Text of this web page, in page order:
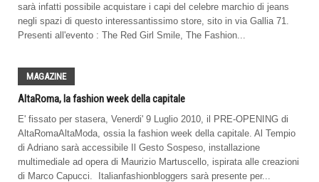
sarà infatti possibile acquistare i capi del celebre marchio di jeans
negli spazi di questo interessantissimo store, sito in via Gallia 71.
Presenti all'evento : The Red Girl Smile, The Fashion...
MAGAZINE
AltaRoma, la fashion week della capitale
E' fissato per stasera, Venerdi' 9 Luglio 2010, il PRE-OPENING di
AltaRomaAltaModa, ossia la fashion week della capitale. Al Tempio
di Adriano sarà accessibile Il Gesto Sospeso, installazione
multimediale ad opera di Maurizio Martuscello, ispirata alle creazioni
di Marco Capucci. Italianfashionbloggers sarà presente per...